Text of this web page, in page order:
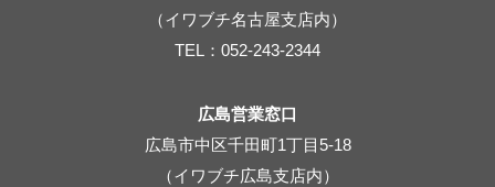
（イワブチ名古屋支店内）
TEL：052-243-2344
広島営業窓口
広島市中区千田町1丁目5-18
（イワブチ広島支店内）